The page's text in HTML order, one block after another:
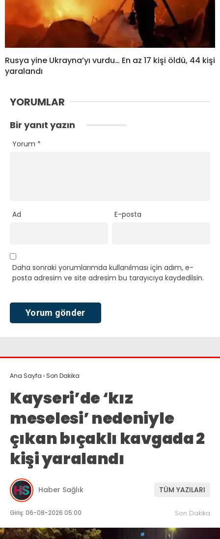
Rusya yine Ukrayna’yı vurdu… En az 17 kişi öldü, 44 kişi
yaralandı
YORUMLAR
Bir yanıt yazın
Yorum *
Ad E-posta
Daha sonraki yorumlarımda kullanılması için adım, e-
posta adresim ve site adresim bu tarayıcıya kaydedilsin.
Ana Sayfa › Son Dakika
Kayseri’de ‘kız
meselesi’ nedeniyle
çıkan bıçaklı kavgada 2
kişi yaralandı
Haber Sağlık TÜM YAZILARI
Giriş: 06-08-2026 05:00 Son Dakika